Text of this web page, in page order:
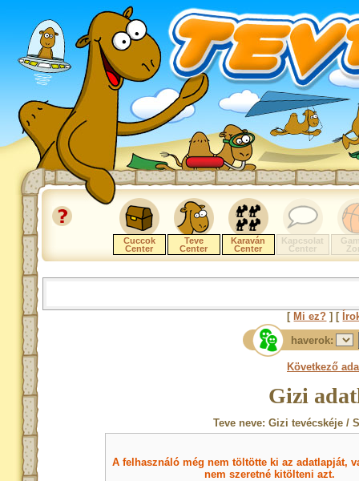
Cuccok
Center
Teve
Center
Karaván
Center
Kapcsolat
Center
[ Mi ez? ] [
haverok:
Következő
Gizi
Teve neve: Gizi tevécskéje /
A felhasználó még nem töltötte ki az adatlapját,
nem szeretné kitölteni azt.